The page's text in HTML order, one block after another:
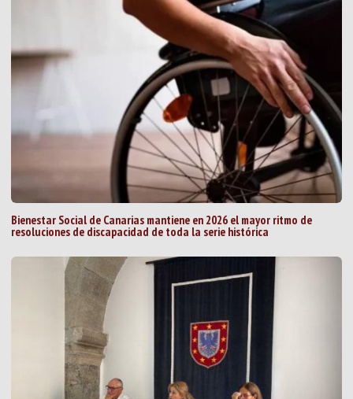
Bienestar Social de Canarias mantiene en 2026 el mayor ritmo de
resoluciones de discapacidad de toda la serie histórica